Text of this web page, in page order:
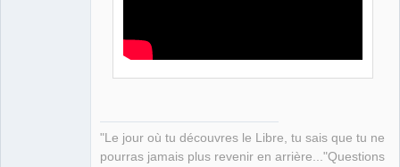
"Le jour où tu découvres le Libre, tu sais que tu ne
pourras jamais plus revenir en arrière..."Questions